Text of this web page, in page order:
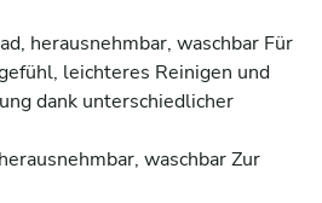
herausnehmbar, waschbar Für
leichteres Reinigen und
dank unterschiedlicher
waschbar Zur